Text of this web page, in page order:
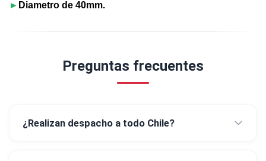
► Diametro de 40mm.
Preguntas frecuentes
¿Realizan despacho a todo Chile?